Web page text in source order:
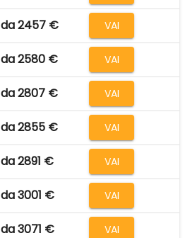
da 2457 € VAI
da 2580 € VAI
da 2807 € VAI
da 2855 € VAI
da 2891 € VAI
da 3001 € VAI
da 3071 € VAI